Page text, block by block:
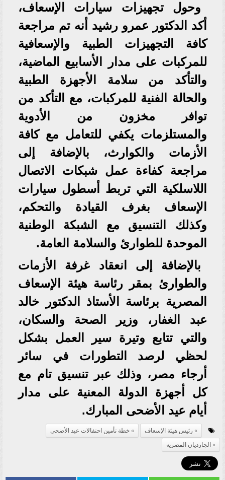
وحول تجهيزات سيارات الإسعاف،
أكد الدكتور عمرو رشيد أنه تم مراجعة
كافة التجهيزات الطبية والإسعافية
للمركبات على مدار الأسابيع الماضية،
والتأكد من سلامة الأجهزة الطبية
والحالة الفنية للمركبات، مع التأكد من
توافر مخزون من الأدوية
والمستلزمات يكفي للتعامل مع كافة
الأزمات والكوارث، بالإضافة إلى
مراجعة كفاءة عمل شبكات الاتصال
اللاسلكية التي تربط أسطول سيارات
الإسعاف بغرف القيادة والتحكم،
وكذلك التنسيق مع الشبكة الوطنية
الموحدة للطوارئ والسلامة العامة.
بالإضافة إلى انعقاد غرفة الأزمات
والطوارئ بمقر رئاسة هيئة الإسعاف
المصرية برئاسة الأستاذ الدكتور خالد
عبد الغفار، وزير الصحة والسكان،
والتي تتابع وتيرة سير العمل بشكل
لحظي لرصد التطورات في سائر
أرجاء مصر، وذلك عبر تنسيق تام مع
كل أجهزة الدولة المعنية على مدار
أيام عيد الأضحى المبارك.
رئيس هيئة الإسعاف
خطة تأمين احتفالات عيد الأضحى
الجارديان المصريه